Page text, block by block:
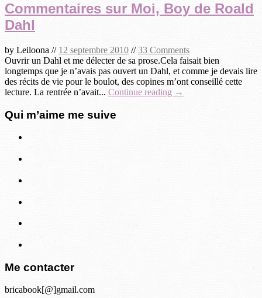
Commentaires sur Moi, Boy de Roald
Dahl
by Leiloona // 12 septembre 2010 //33 Comments
Ouvrir un Dahl et me délecter de sa prose.Cela faisait bien
longtemps que je n’avais pas ouvert un Dahl, et comme je devais lire
des récits de vie pour le boulot, des copines m’ont conseillé cette
lecture. La rentrée n’avait... Continue reading →
Qui m’aime me suive
Me contacter
bricabook[@]gmail.com